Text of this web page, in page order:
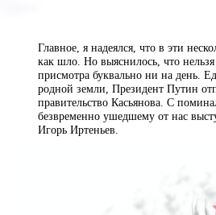
Главное, я надеялся, что в эти
как шло. Но выяснилось, что нельзя
присмотра буквально ни на день.
родной земли, Президент Путин
правительство Касьянова. С
безвременно ушедшему от нас
Игорь Иртеньев.